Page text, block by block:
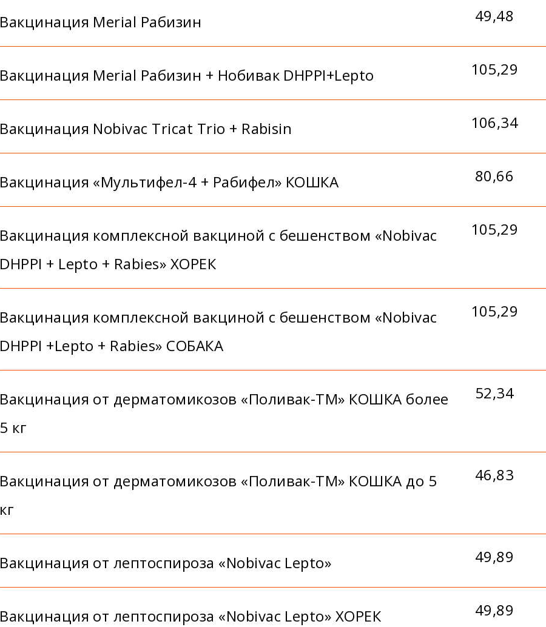
Вакцинация Merial Рабизин 49,48
Вакцинация Merial Рабизин + Нобивак DHPPI+Lepto 105,29
Вакцинация Nobivac Tricat Trio + Rabisin 106,34
Вакцинация «Мультифел-4 + Рабифел» КОШКА 80,66
Вакцинация комплексной вакциной с бешенством «Nobivac
DHPPI + Lepto + Rabies» ХОРЕК
105,29
Вакцинация комплексной вакциной с бешенством «Nobivac
DHPPI +Lepto + Rabies» СОБАКА
105,29
Вакцинация от дерматомикозов «Поливак-ТМ» КОШКА более
5 кг
52,34
Вакцинация от дерматомикозов «Поливак-ТМ» КОШКА до 5
кг
46,83
Вакцинация от лептоспироза «Nobivac Lepto» 49,89
Вакцинация от лептоспироза «Nobivac Lepto» ХОРЕК 49,89